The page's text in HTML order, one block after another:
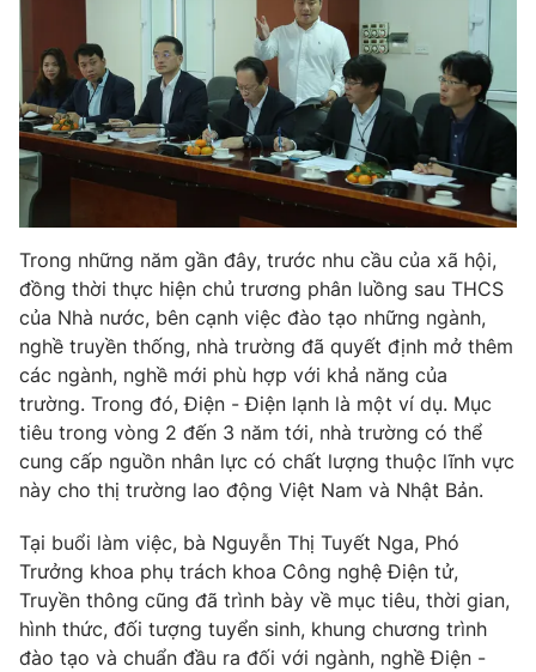
THỜI BÁO VTV
Theo dõi báo trên
Cơ quan chủ quản:Đài Truyền hình Việt Nam
Cơ quan báo chí:Thời báo VTV
Giấy phép hoạt động báo in và báo điện tử số 483/GP-BTTTT
cấp ngày 29/12/2023
Tổng Biên tập:Vũ Thanh Thủy
Phó Tổng Biên tập: Nguyễn Thị Mỹ Hạnh, Phạm Quốc Thắng,
Nguyễn Trọng Ninh
Tổng đài VTV:024.38 355 931 - 024.38 355 932
Ðiện thoại Thời báo VTV: 024.66 897 897
Email:
toasoan@vtv.vn
Liên hệ quảng cáo:
024-7300.7108
Trong những năm gần đây, trước nhu cầu của xã hội,
đồng thời thực hiện chủ trương phân luồng sau THCS
của Nhà nước, bên cạnh việc đào tạo những ngành,
nghề truyền thống, nhà trường đã quyết định mở thêm
các ngành, nghề mới phù hợp với khả năng của
trường. Trong đó, Điện - Điện lạnh là một ví dụ. Mục
tiêu trong vòng 2 đến 3 năm tới, nhà trường có thể
cung cấp nguồn nhân lực có chất lượng thuộc lĩnh vực
này cho thị trường lao động Việt Nam và Nhật Bản.
Tại buổi làm việc, bà Nguyễn Thị Tuyết Nga, Phó
Trưởng khoa phụ trách khoa Công nghệ Điện tử,
Truyền thông cũng đã trình bày về mục tiêu, thời gian,
hình thức, đối tượng tuyển sinh, khung chương trình
đào tạo và chuẩn đầu ra đối với ngành, nghề Điện -